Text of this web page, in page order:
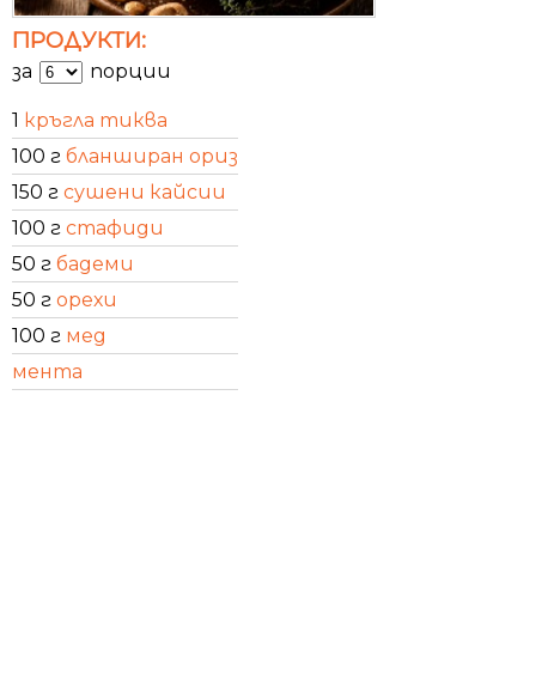
ПРОДУКТИ:
за порции
1 кръгла тиква
100 г бланширан ориз
150 г сушени кайсии
100 г стафиди
50 г бадеми
50 г орехи
100 г мед
мента